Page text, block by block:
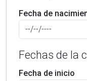
Fecha de
Fechas de la
Fecha de inicio